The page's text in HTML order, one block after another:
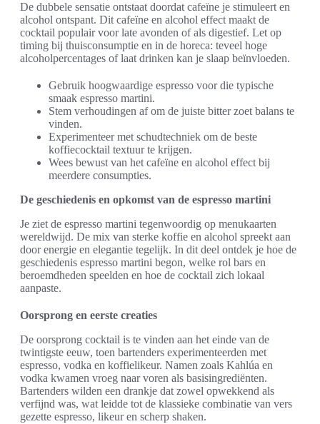
De dubbele sensatie ontstaat doordat cafeïne je stimuleert en
alcohol ontspant. Dit cafeïne en alcohol effect maakt de
cocktail populair voor late avonden of als digestief. Let op
timing bij thuisconsumptie en in de horeca: teveel hoge
alcoholpercentages of laat drinken kan je slaap beïnvloeden.
Gebruik hoogwaardige espresso voor die typische
smaak espresso martini.
Stem verhoudingen af om de juiste bitter zoet balans te
vinden.
Experimenteer met schudtechniek om de beste
koffiecocktail textuur te krijgen.
Wees bewust van het cafeïne en alcohol effect bij
meerdere consumpties.
De geschiedenis en opkomst van de espresso martini
Je ziet de espresso martini tegenwoordig op menukaarten
wereldwijd. De mix van sterke koffie en alcohol spreekt aan
door energie en elegantie tegelijk. In dit deel ontdek je hoe de
geschiedenis espresso martini begon, welke rol bars en
beroemdheden speelden en hoe de cocktail zich lokaal
aanpaste.
Oorsprong en eerste creaties
De oorsprong cocktail is te vinden aan het einde van de
twintigste eeuw, toen bartenders experimenteerden met
espresso, vodka en koffielikeur. Namen zoals Kahlúa en
vodka kwamen vroeg naar voren als basisingrediënten.
Bartenders wilden een drankje dat zowel opwekkend als
verfijnd was, wat leidde tot de klassieke combinatie van vers
gezette espresso, likeur en scherp shaken.